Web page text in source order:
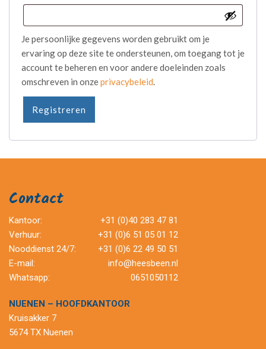
Je persoonlijke gegevens worden gebruikt om je
ervaring op deze site te ondersteunen, om toegang tot je
account te beheren en voor andere doeleinden zoals
omschreven in onzeprivacybeleid.
Registreren
Contact
Kantoor:
+31 (0)40 283 47 81
Verhuur:
+31 (0)6 51 05 01 12
Nooddienst 24/7:
+31 (0)6 22 49 50 51
E-mail:
info@heesbeen.nl
Whatsapp:
0651050112
NUENEN – HOOFDKANTOOR
Kruisakker 7
5674 TX Nuenen